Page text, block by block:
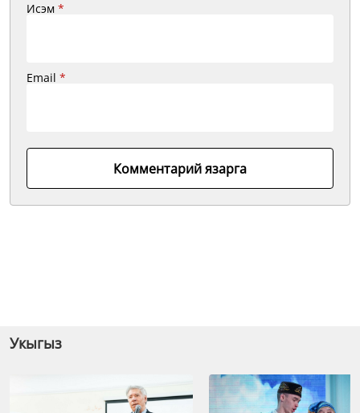
Исэм *
Email *
Комментарий язарга
Укыгыз